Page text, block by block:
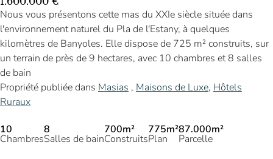
Nous vous présentons cette mas du XXIe siècle située dans
l'environnement naturel du Pla de l'Estany, à quelques
kilomètres de Banyoles. Elle dispose de 725 m² construits, sur
un terrain de près de 9 hectares, avec 10 chambres et 8 salles
de bain
Propriété publiée dans Masias , Maisons de Luxe, Hôtels
Ruraux
10
Chambres
8
Salles de bain
700m²
Construits
775m²
Plan
87.000m²
Parcelle